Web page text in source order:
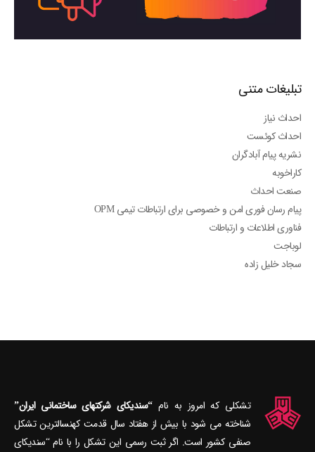
تبلیغات متنی
احداث نیاز
احداث کوئست
نشریه پیام آبادگران
کاراخوبه
صنعت احداث
پیام رسان فوری امن و خصوصی برای ارتباطات تیمی OPM
فناوری اطلاعات و ارتباطات
لوباجت
سجاد خلیل زاده
تشکلی که امروز به نام“سندیکای شرکتهای ساختمانی ایران”
شناخته می‎ شود با بیش از هفتاد سال قدمت کهنسال‎ترین تشکل
صنفی کشور است. اگر ثبت رسمی این تشکل را با نام “سندیکای